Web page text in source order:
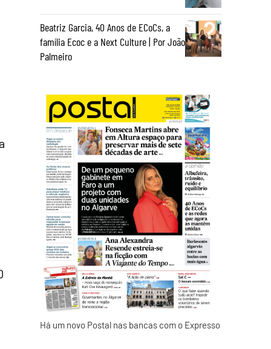
Beatriz Garcia, 40 Anos de ECoCs, a
família Ecoc e a Next Culture | Por João
Palmeiro
Há um novo Postal nas bancas com o Expresso